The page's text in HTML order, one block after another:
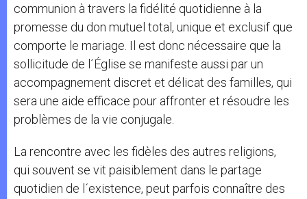
communion à travers la fidélité quotidienne à la
promesse du don mutuel total, unique et exclusif que
comporte le mariage. Il est donc nécessaire que la
sollicitude de l´Église se manifeste aussi par un
accompagnement discret et délicat des familles, qui
sera une aide efficace pour affronter et résoudre les
problèmes de la vie conjugale.
La rencontre avec les fidèles des autres religions,
qui souvent se vit paisiblement dans le partage
quotidien de l´existence, peut parfois connaître des